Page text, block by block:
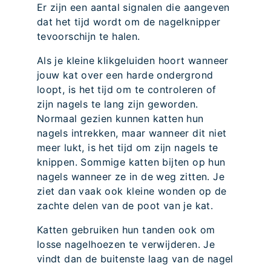
Er zijn een aantal signalen die aangeven
dat het tijd wordt om de nagelknipper
tevoorschijn te halen.
Als je kleine klikgeluiden hoort wanneer
jouw kat over een harde ondergrond
loopt, is het tijd om te controleren of
zijn nagels te lang zijn geworden.
Normaal gezien kunnen katten hun
nagels intrekken, maar wanneer dit niet
meer lukt, is het tijd om zijn nagels te
knippen. Sommige katten bijten op hun
nagels wanneer ze in de weg zitten. Je
ziet dan vaak ook kleine wonden op de
zachte delen van de poot van je kat.
Katten gebruiken hun tanden ook om
losse nagelhoezen te verwijderen. Je
vindt dan de buitenste laag van de nagel